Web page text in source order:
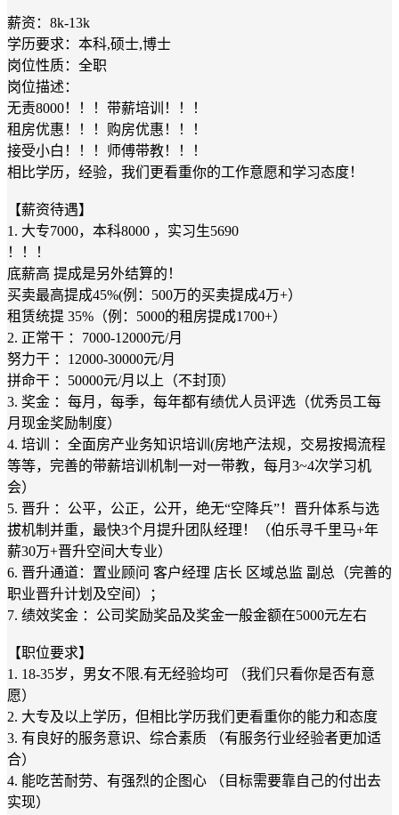
薪资：8k-13k
学历要求：本科,硕士,博士
岗位性质：全职
岗位描述：
无责8000！！！带薪培训！！！
租房优惠！！！购房优惠！！！
接受小白！！！师傅带教！！！
相比学历，经验，我们更看重你的工作意愿和学习态度！
【薪资待遇】
1. 大专7000，本科8000 ，实习生5690
！！！
底薪高 提成是另外结算的！
买卖最高提成45%(例：500万的买卖提成4万+）
租赁统提 35%（例：5000的租房提成1700+）
2. 正常干 ：7000-12000元/月
努力干 ：12000-30000元/月
拼命干 ：50000元/月以上（不封顶）
3. 奖金 ：每月，每季，每年都有绩优人员评选（优秀员工每
月现金奖励制度）
4. 培训 ：全面房产业务知识培训(房地产法规，交易按揭流程
等等，完善的带薪培训机制一对一带教，每月3~4次学习机
会）
5. 晋升 ：公平，公正，公开，绝无“空降兵”！晋升体系与选
拔机制并重，最快3个月提升团队经理！（伯乐寻千里马+年
薪30万+晋升空间大专业）
6. 晋升通道：置业顾问 客户经理 店长 区域总监 副总（完善的
职业晋升计划及空间）；
7. 绩效奖金 ：公司奖励奖品及奖金一般金额在5000元左右
【职位要求】
1. 18-35岁，男女不限.有无经验均可 （我们只看你是否有意
愿）
2. 大专及以上学历，但相比学历我们更看重你的能力和态度
3. 有良好的服务意识、综合素质 （有服务行业经验者更加适
合）
4. 能吃苦耐劳、有强烈的企图心 （目标需要靠自己的付出去
实现）